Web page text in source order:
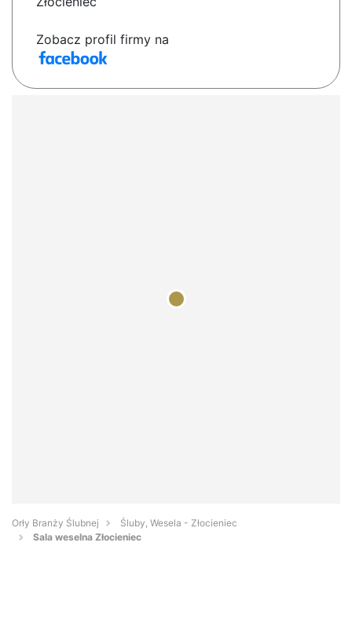
Zobacz profil firmy na
Orły Branży Ślubnej
Śluby, Wesela - Złocieniec
Sala weselna Złocieniec